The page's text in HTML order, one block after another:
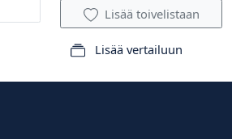
Lisää toivelistaan
Lisää vertailuun